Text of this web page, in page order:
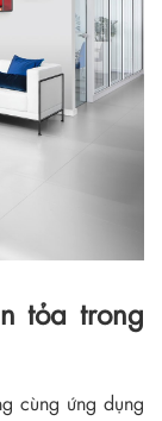
tỏa trong
cùng ứng dụng